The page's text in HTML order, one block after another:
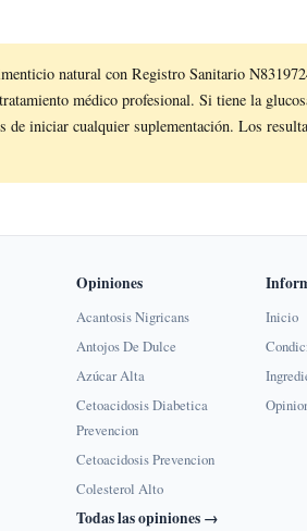
natural con Registro Sanitario
médico profesional. Si tiene la
de iniciar cualquier suplementación. Los
Opiniones
Acantosis Nigricans
Antojos De Dulce
Azúcar Alta
Cetoacidosis Diabetica
Prevencion
Cetoacidosis Prevencion
Colesterol Alto
Todas las opiniones →
Inicio